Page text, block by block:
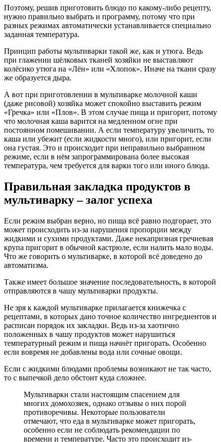
Поэтому, решив приготовить блюдо по какому-либо рецепту,
нужно правильно выбрать и программу, потому что при
разных режимах автоматически устанавливается специально
заданная температура.
Принцип работы мультиварки такой же, как и утюга. Ведь
при глажении шёлковых тканей хозяйки не выставляют
колёсико утюга на «Лён» или «Хлопок». Иначе на ткани сразу
же образуется дыра.
А вот при приготовлении в мультиварке молочной каши
(даже рисовой) хозяйка может спокойно выставить режим
«Гречка» или «Плов». В этом случае пища и пригорит, потому
что молочная каша варится на медленном огне при
постоянном помешивании. А если температуру увеличить, то
каша или убежит (если жидкости много), или пригорит, если
она густая. Это и происходит при неправильно выбранном
режиме, если в нём запрограммирована более высокая
температура, чем требуется для варки того или иного блюда.
Правильная закладка продуктов в
мультиварку – залог успеха
Если режим выбран верно, но пища всё равно подгорает, это
может происходить из-за нарушения пропорции между
жидкими и сухими продуктами. Даже некапризная гречневая
крупа пригорит в обычной кастрюле, если налить мало воды.
Что же говорить о мультиварке, в которой всё доведено до
автоматизма.
Также имеет большое значение последовательность, в которой
отправляются в чашу мультиварки продукты.
Не зря к каждой мультиварке прилагается книжечка с
рецептами, в которых дано точное количество ингредиентов и
расписан порядок их закладки. Ведь из-за хаотично
положенных в чашу продуктов может нарушиться
температурный режим и пища начнёт пригорать. Особенно
если вовремя не добавлены вода или сочные овощи.
Если с жидкими блюдами проблемы возникают не так часто,
то с выпечкой дело обстоит куда сложнее.
Мультиварки стали настоящим спасением для
многих домохозяек, однако отзывы о них порой
противоречивы. Некоторые пользователи
отмечают, что еда в мультиварке может пригорать,
особенно если не соблюдать рекомендации по
времени и температуре. Часто это происходит из-